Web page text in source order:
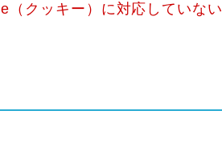
（クッキー）に対応していない